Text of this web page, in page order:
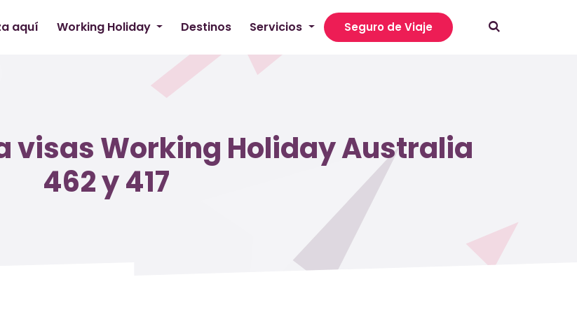
aquí Working Holiday Destinos Servicios Seguro de Viaje
visas Working Holiday Australia
462 y 417